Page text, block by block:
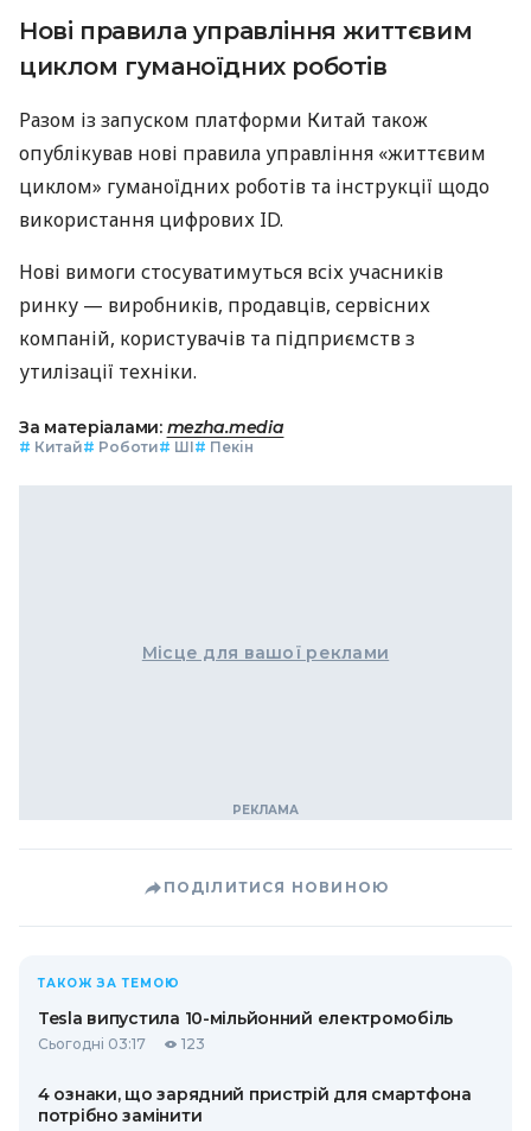
Нові правила управління життєвим
циклом гуманоїдних роботів
Разом із запуском платформи Китай також
опублікував нові правила управління «життєвим
циклом» гуманоїдних роботів та інструкції щодо
використання цифрових ID.
Нові вимоги стосуватимуться всіх учасників
ринку — виробників, продавців, сервісних
компаній, користувачів та підприємств з
утилізації техніки.
За матеріалами: mezha.media
# Китай# Роботи# ШІ# Пекін
Місце для вашої реклами
ПОДІЛИТИСЯ НОВИНОЮ
ТАКОЖ ЗА ТЕМОЮ
Tesla випустила 10-мільйонний електромобіль
Сьогодні 03:17 123
4 ознаки, що зарядний пристрій для смартфона
потрібно замінити